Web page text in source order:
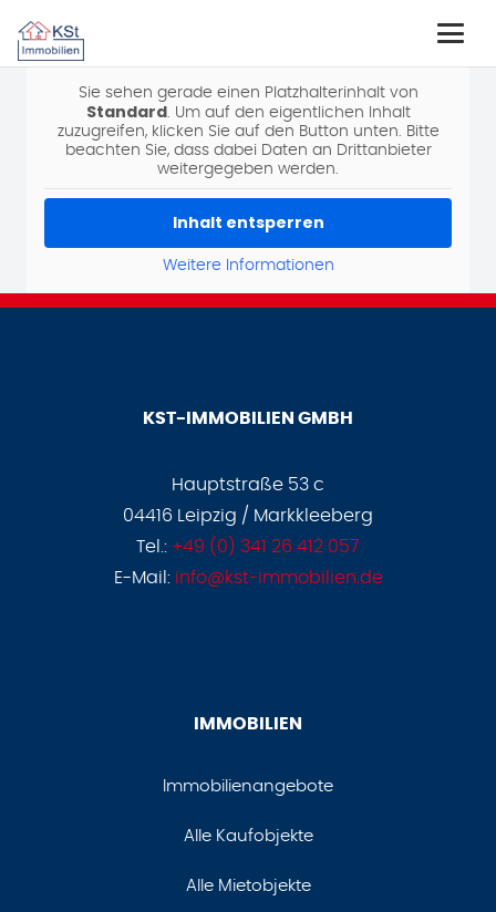
Sie sehen gerade einen Platzhalterinhalt von
Standard. Um auf den eigentlichen Inhalt
zuzugreifen, klicken Sie auf den Button unten. Bitte
beachten Sie, dass dabei Daten an Drittanbieter
weitergegeben werden.
Inhalt entsperren
Weitere Informationen
KST-IMMOBILIEN GMBH
Hauptstraße 53 c
04416 Leipzig / Markkleeberg
Tel.: +49 (0) 341 26 412 057
E-Mail: info@kst-immobilien.de
IMMOBILIEN
Immobilienangebote
Alle Kaufobjekte
Alle Mietobjekte